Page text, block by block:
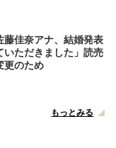
藤佳奈アナ、結婚発表
いただきました」読売
更のため
もっとみる